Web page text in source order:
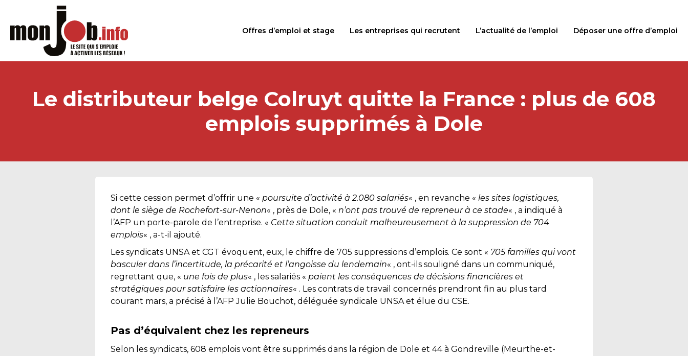
Offres d’emploi et stage Les entreprises qui recrutent L’actualité de l’emploi Déposer une offre d’emploi
Le distributeur belge Colruyt quitte la France : plus de 608
emplois supprimés à Dole
Si cette cession permet d’offrir une « poursuite d’activité à 2.080 salariés« , en revanche « les sites logistiques,
dont le siège de Rochefort-sur-Nenon« , près de Dole, « n’ont pas trouvé de repreneur à ce stade« , a indiqué à
l’AFP un porte-parole de l’entreprise. « Cette situation conduit malheureusement à la suppression de 704
emplois« , a-t-il ajouté.
Les syndicats UNSA et CGT évoquent, eux, le chiffre de 705 suppressions d’emplois. Ce sont « 705 familles qui vont
basculer dans l’incertitude, la précarité et l’angoisse du lendemain« , ont-ils souligné dans un communiqué,
regrettant que, « une fois de plus« , les salariés « paient les conséquences de décisions financières et
stratégiques pour satisfaire les actionnaires« . Les contrats de travail concernés prendront fin au plus tard
courant mars, a précisé à l’AFP Julie Bouchot, déléguée syndicale UNSA et élue du CSE.
Pas d’équivalent chez les repreneurs
Selon les syndicats, 608 emplois vont être supprimés dans la région de Dole et 44 à Gondreville (Meurthe-et-